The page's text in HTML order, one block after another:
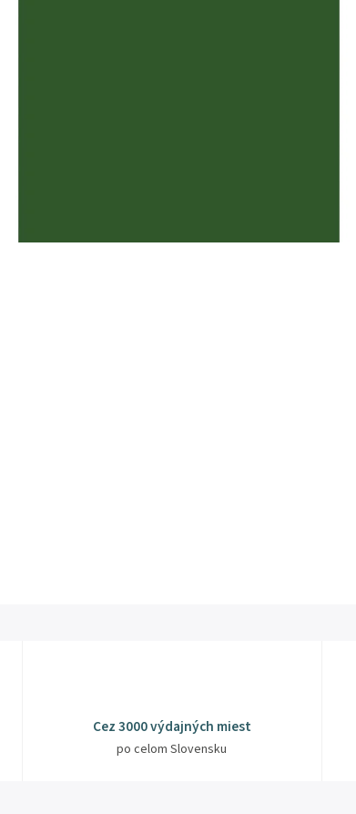
Cez 3000 výdajných miest
po celom Slovensku